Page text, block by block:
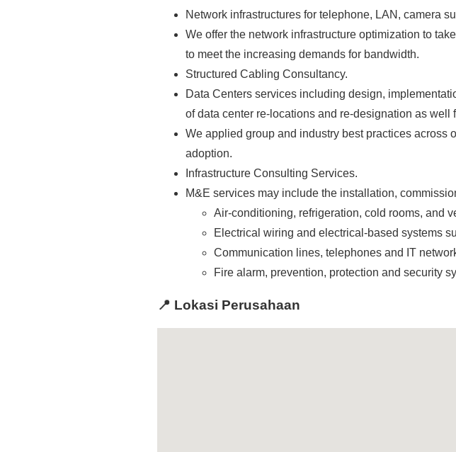
Network infrastructures for telephone, LAN, camera
We offer the network infrastructure optimization to
to meet the increasing demands for bandwidth.
Structured Cabling Consultancy.
Data Centers services including design,
of data center re-locations and re-designation as well
We applied group and industry best practices across
adoption.
Infrastructure Consulting Services.
M&E services may include the installation,
Air-conditioning, refrigeration, cold rooms, and
Electrical wiring and electrical-based systems
Communication lines, telephones and IT
Fire alarm, prevention, protection and security
📍 Lokasi Perusahaan